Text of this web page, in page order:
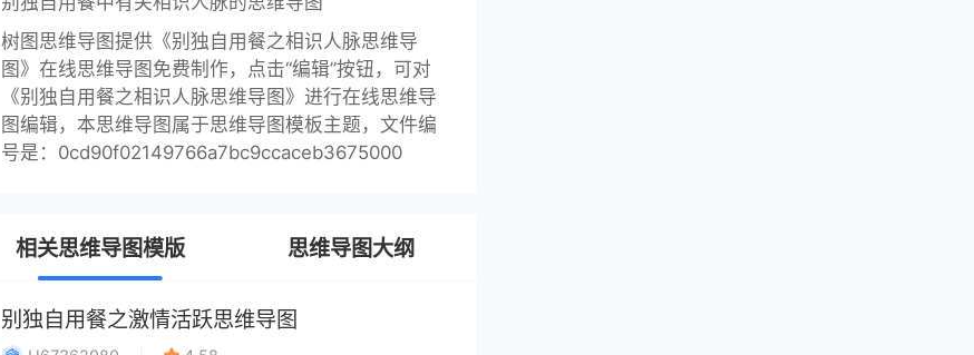
树图思维导图提供《别独自用餐之相识人脉思维导
图》在线思维导图免费制作，点击“编辑”按钮，可对
《别独自用餐之相识人脉思维导图》进行在线思维导
图编辑，本思维导图属于思维导图模板主题，文件编
号是：0cd90f02149766a7bc9ccaceb3675000
思维导图大纲
相关思维导图模版
别独自用餐之激情活跃思维导图